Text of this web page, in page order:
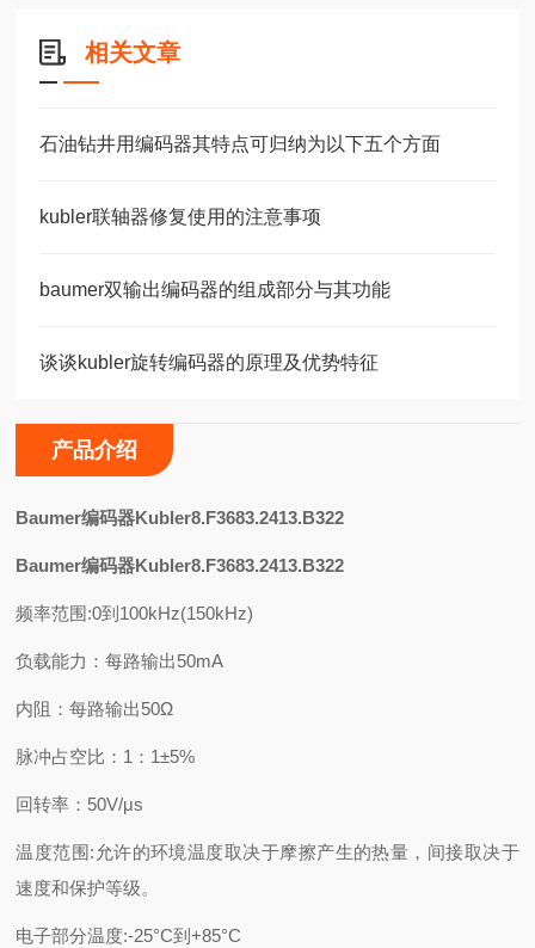
相关文章
石油钻井用编码器其特点可归纳为以下五个方面
kubler联轴器修复使用的注意事项
baumer双输出编码器的组成部分与其功能
谈谈kubler旋转编码器的原理及优势特征
产品介绍
Baumer编码器Kubler8.F3683.2413.B322
Baumer编码器Kubler8.F3683.2413.B322
频率范围:0到100kHz(150kHz)
负载能力：每路输出50mA
内阻：每路输出50Ω
脉冲占空比：1：1±5%
回转率：50V/μs
温度范围:允许的环境温度取决于摩擦产生的热量，间接取决于
速度和保护等级。
电子部分温度:-25°C到+85°C